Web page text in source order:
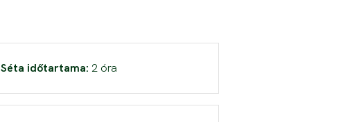
Séta időtartama: 2 óra